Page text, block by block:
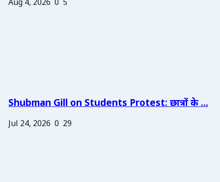
Aug 4, 2026 0 5
Shubman Gill on Students Protest: छात्रों के ...
Jul 24, 2026 0 29